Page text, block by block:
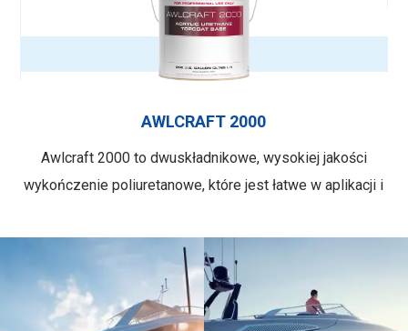
kombinacja tworzy wytrzymały system powłok
nawierzchniowych o wysokiej wydajności. AWLCRAT SE
zapewnia krycie, wykończenie z …
AWLCRAFT 2000
Awlcraft 2000 to dwuskładnikowe, wysokiej jakości
wykończenie poliuretanowe, które jest łatwe w aplikacji i
gamie kolorów ze zwiększoną trwałością koloru i
połysku. Zapewnia nadające się do polerowania
wykończenie o wysokim połysku Szybkoschnący i łatwy
w aplikacji Może być …